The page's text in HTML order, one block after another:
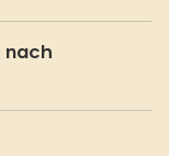
nach